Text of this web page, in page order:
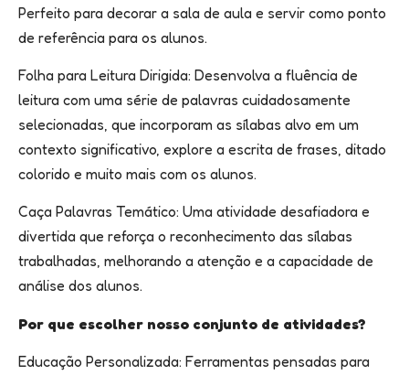
Perfeito para decorar a sala de aula e servir como ponto
de referência para os alunos.
Folha para Leitura Dirigida: Desenvolva a fluência de
leitura com uma série de palavras cuidadosamente
selecionadas, que incorporam as sílabas alvo em um
contexto significativo, explore a escrita de frases, ditado
colorido e muito mais com os alunos.
Caça Palavras Temático: Uma atividade desafiadora e
divertida que reforça o reconhecimento das sílabas
trabalhadas, melhorando a atenção e a capacidade de
análise dos alunos.
Por que escolher nosso conjunto de atividades?
Educação Personalizada: Ferramentas pensadas para